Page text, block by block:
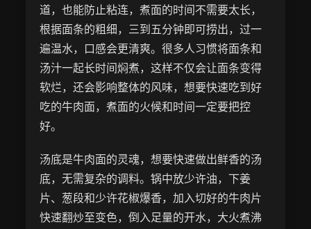
道，也能防止粘连，煮面的时间不需要太长，
根据面条的粗细，三到五分钟即可捞出，过一
遍温水，口感会更清爽。很多人习惯将面条和
汤汁一起长时间焖煮，这样不仅会让面条变得
软烂，还会影响整体的风味，想要快速吃到好
吃的牛肉面，煮面的火候和时间一定要把控
好。
汤底是牛肉面的灵魂，想要快速做出鲜香的汤
底，无需复杂的调料。锅中放少许油，下姜
片、葱段和少许花椒爆香，加入切好的牛肉片
快速翻炒至变色，倒入足量的开水，大火煮沸